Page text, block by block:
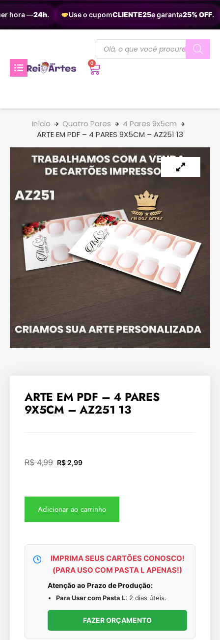
hora —24h. Use o cupomCLIENTE25e garanta25% OFF.
0
Início Quatro Pares
4 Pares 9x5cm
ARTE EM PDF – 4 PARES 9X5CM – AZ251 13
ARTE EM PDF – 4 PARES
9X5CM – AZ251 13
R$4,99 R$ 2,99
Adicionar ao carrinho
IMPRIMA SEUS CARTÕES CONOSCO!
(PARA USO COM PASTA L APENAS!)
Atenção ao Prazo de Produção:
Para Usar com Pasta L: 2 dias úteis.
FAZER ORÇAMENTO